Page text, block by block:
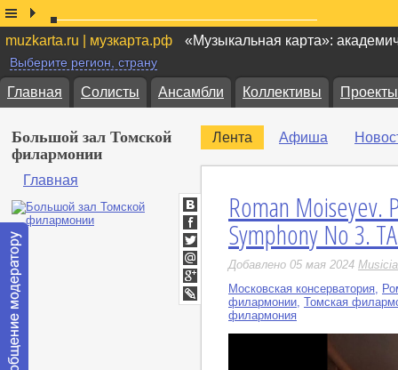
muzkarta.ru | музкарта.рф «Музыкальная карта»:
Выберите регион, страну
Главная Солисты Ансамбли Коллективы Проекты
Большой зал Томской
филармонии
Главная
Лента Афиша
Roman Moiseyev.
Symphony No 3.
Добавлено 05 мая 2024
Московская консерватория
филармонии Томская
филармония
ВКонтакте
Facebook
Twitter
Мой
Мир
Google+
LiveJournal